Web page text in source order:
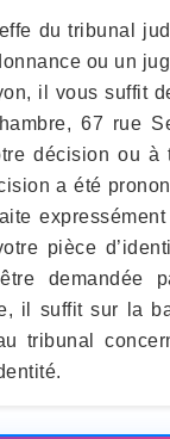
du tribunal
ou un
il vous suffit
67 rue
décision ou à
a été
pièce
demandée
il suffit sur la
tribunal